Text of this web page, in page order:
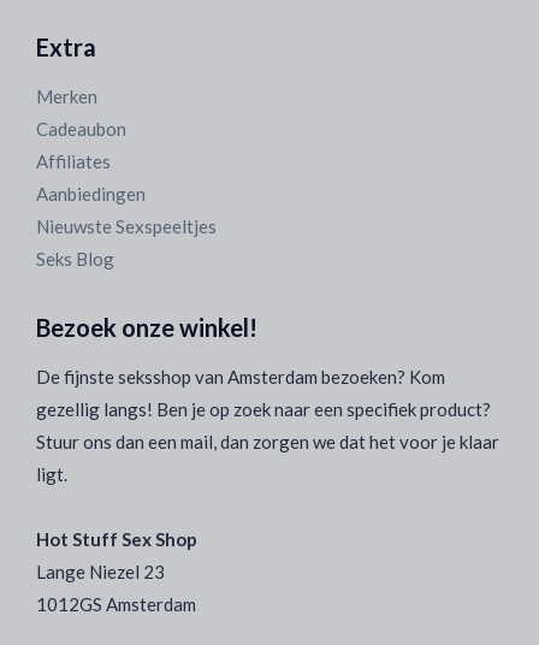
Extra
Merken
Cadeaubon
Affiliates
Aanbiedingen
Nieuwste Sexspeeltjes
Seks Blog
Bezoek onze winkel!
De fijnste seksshop van Amsterdam bezoeken? Kom
gezellig langs! Ben je op zoek naar een specifiek product?
Stuur ons dan een mail, dan zorgen we dat het voor je klaar
ligt.
Hot Stuff Sex Shop
Lange Niezel 23
1012GS Amsterdam